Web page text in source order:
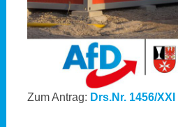
Zum Antrag: Drs.Nr. 1456/XXI